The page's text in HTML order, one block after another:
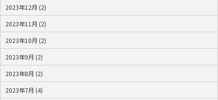
2023年12月 (2)
2023年11月 (2)
2023年10月 (2)
2023年9月 (2)
2023年8月 (2)
2023年7月 (4)